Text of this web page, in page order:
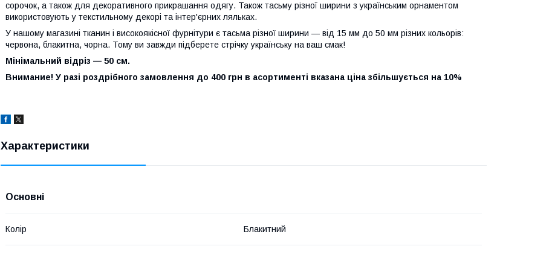
сорочок, а також для декоративного прикрашання одягу. Також тасьму різної ширини з українським орнаментом
використовують у текстильному декорі та інтер'єрних ляльках.
У нашому магазині тканин і високоякісної фурнітури є тасьма різної ширини — від 15 мм до 50 мм різних кольорів:
червона, блакитна, чорна. Тому ви завжди підберете стрічку українську на ваш смак!
Мінімальний відріз — 50 см.
Внимание! У разі роздрібного замовлення до 400 грн в асортименті вказана ціна збільшується на 10%
Характеристики
Основні
Колір Блакитний